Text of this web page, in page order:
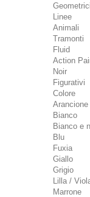
Geometrici
Linee
Animali
Tramonti
Fluid
Action
Noir
Figurativi
Colore
Arancione
Bianco
Bianco e
Blu
Fuxia
Giallo
Grigio
Lilla /
Marrone